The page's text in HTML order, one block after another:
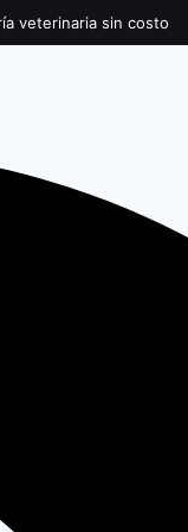
veterinaria sin costo